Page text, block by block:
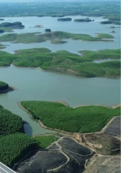
hại sau cuộc tấn công
(Ảnh: THX/TTXVN)
- cánh vũ trang
đang kiểm soát
với những nhà